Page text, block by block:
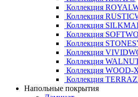
Коллекция
Коллекция
Коллекция
Коллекция
Коллекция
Коллекция
Коллекция
Коллекция WOOD-
Коллекция
Напольные покрытия